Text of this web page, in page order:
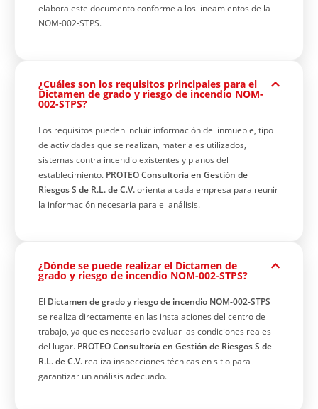
elabora este documento conforme a los lineamientos de la
NOM-002-STPS.
¿Cuáles son los requisitos principales para el
Dictamen de grado y riesgo de incendio NOM-
002-STPS?
Los requisitos pueden incluir información del inmueble, tipo
de actividades que se realizan, materiales utilizados,
sistemas contra incendio existentes y planos del
establecimiento. PROTEO Consultoría en Gestión de
Riesgos S de R.L. de C.V.orienta a cada empresa para reunir
la información necesaria para el análisis.
¿Dónde se puede realizar el Dictamen de
grado y riesgo de incendio NOM-002-STPS?
El Dictamen de grado y riesgo de incendio NOM-002-STPS
se realiza directamente en las instalaciones del centro de
trabajo, ya que es necesario evaluar las condiciones reales
del lugar. PROTEO Consultoría en Gestión de Riesgos S de
R.L. de C.V. realiza inspecciones técnicas en sitio para
garantizar un análisis adecuado.